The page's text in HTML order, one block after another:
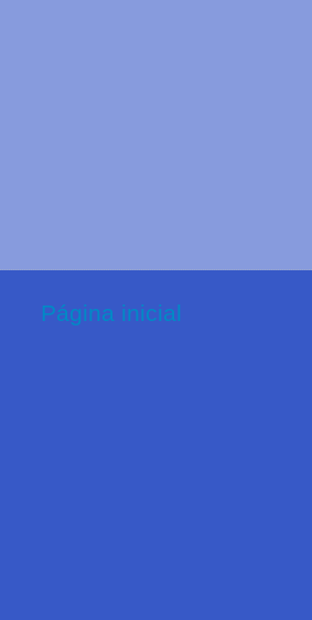
Página inicial